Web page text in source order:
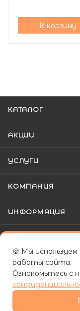
В корзину
КАТАЛОГ
АКЦИИ
УСЛУГИ
КОМПАНИЯ
ИНФОРМАЦИЯ
🍪 Мы
работы сайта.
Ознакомьтесь с